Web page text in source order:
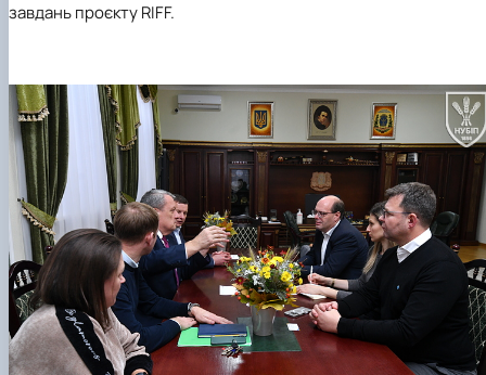
завдань проєкту RIFF.